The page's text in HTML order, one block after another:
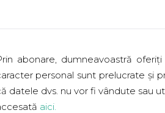
abonare, dumneavoastră
personal sunt prelucrate și
datele dvs. nu vor fi vândute sau
aici.